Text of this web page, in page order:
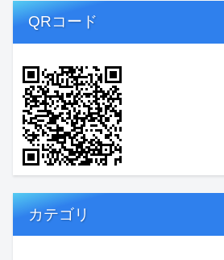
QRコード
カテゴリ